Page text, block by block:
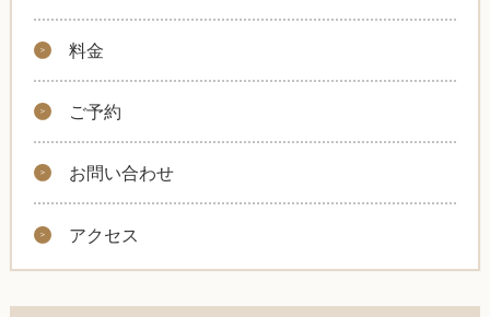
料金
ご予約
お問い合わせ
アクセス